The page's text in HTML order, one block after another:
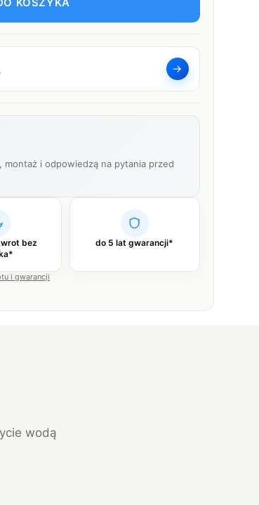
→
montaż i odpowiedzą na pytania przed
bez
do 5 lat gwarancji*
i gwarancji
wodą